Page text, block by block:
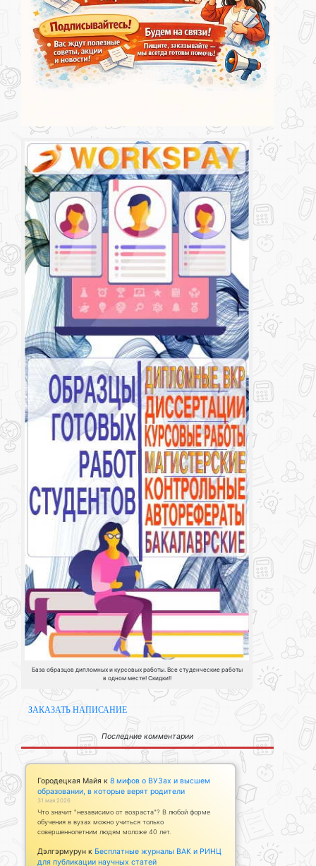
База образцов дипломных и курсовых работы. Все студенческие работы
в одном месте! Скидки!!
ЗАКАЗАТЬ НАПИСАНИЕ
Последние комментарии
Городецкая Майя к 8 мифов о ВУЗах и высшем
образовании, в которые верят родители
31 мая 2026
Что значит "независимо от возраста"? В любой форме
обучения в вузах можно учиться только
совершеннолетним людям моложе 40 лет.
Дэлгэрмурун к Бесплатные журналы ВАК и РИНЦ
для публикации научных статей